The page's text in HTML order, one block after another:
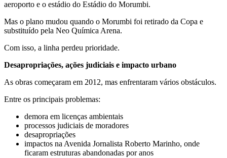
aeroporto e o estádio do Estádio do Morumbi.
Mas o plano mudou quando o Morumbi foi retirado da Copa e
substituído pela Neo Química Arena.
Com isso, a linha perdeu prioridade.
Desapropriações, ações judiciais e impacto urbano
As obras começaram em 2012, mas enfrentaram vários obstáculos.
Entre os principais problemas:
demora em licenças ambientais
processos judiciais de moradores
desapropriações
impactos na Avenida Jornalista Roberto Marinho, onde
ficaram estruturas abandonadas por anos